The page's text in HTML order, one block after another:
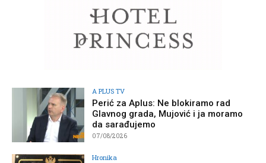
A PLUS TV
Perić za Aplus: Ne blokiramo rad
Glavnog grada, Mujović i ja moramo
da sarađujemo
07/08/2026
Hronika